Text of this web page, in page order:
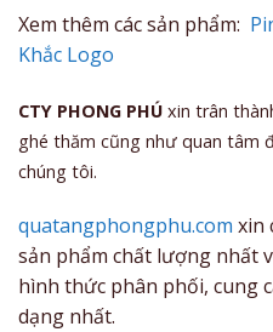
Xem thêm các sản phẩm:
Khắc Logo
CTY PHONG PHÚ xin trân
ghé thăm cũng như quan tâm
chúng tôi.
quatangphongphu.com xin
sản phẩm chất lượng nhất
hình thức phân phối, cung
dạng nhất.